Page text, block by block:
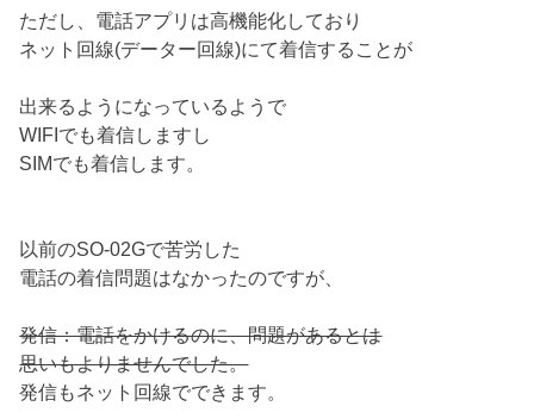
ただし、電話アプリは高機能化しており
ネット回線(データー回線)にて着信することが
出来るようになっているようで
WIFIでも着信しますし
SIMでも着信します。
以前のSO-02Gで苦労した
電話の着信問題はなかったのですが、
発信：電話をかけるのに、問題があるとは
思いもよりませんでした。
発信もネット回線でできます。